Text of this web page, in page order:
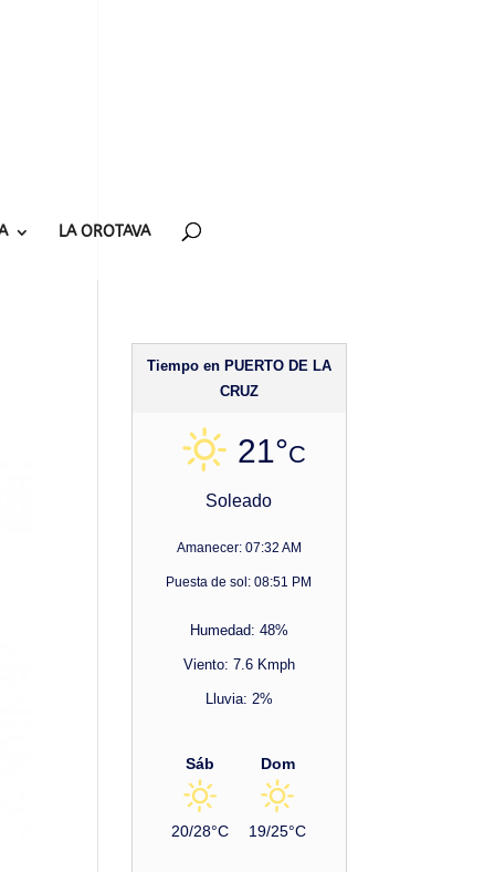
LA OROTAVA
Tiempo en PUERTO DE LA
CRUZ
21°C
Soleado
Amanecer: 07:32 AM
Puesta de sol: 08:51 PM
Humedad: 48%
Viento: 7.6 Kmph
Lluvia: 2%
Sáb
20/28°C
Dom
19/25°C